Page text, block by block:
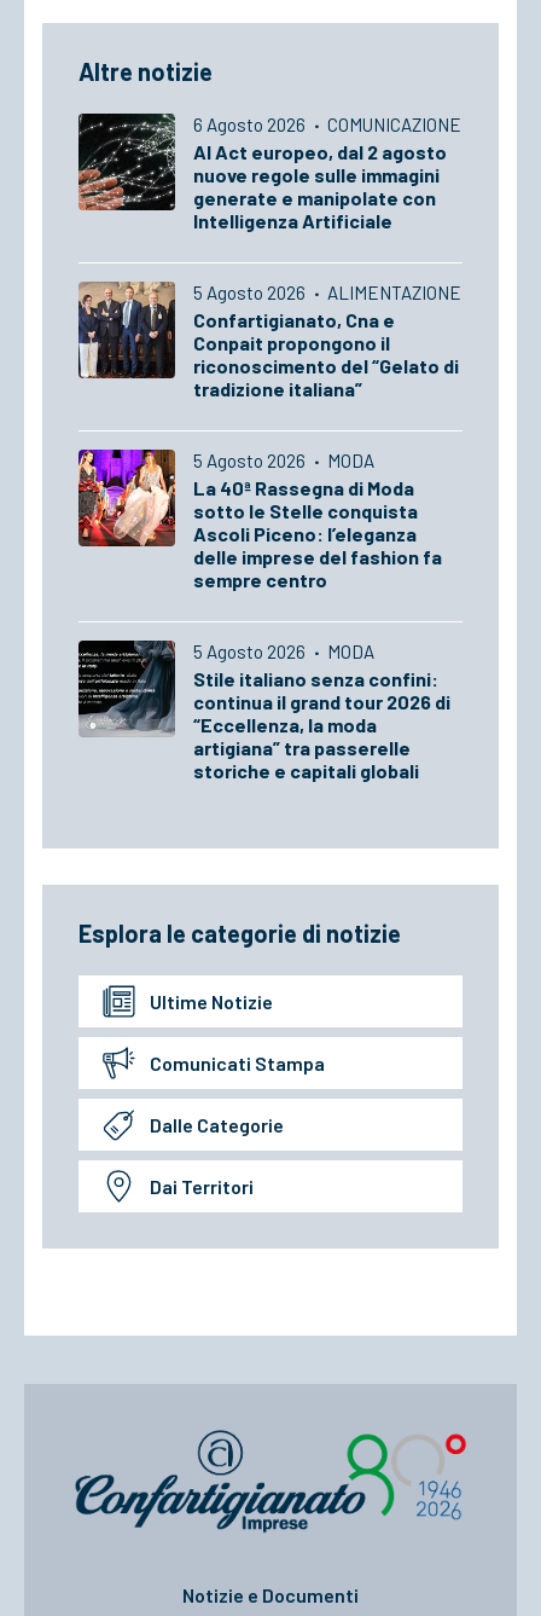
Altre notizie
6 Agosto 2026 · COMUNICAZIONE
AI Act europeo, dal 2 agosto
nuove regole sulle immagini
generate e manipolate con
Intelligenza Artificiale
5 Agosto 2026 · ALIMENTAZIONE
Confartigianato, Cna e
Conpait propongono il
riconoscimento del “Gelato di
tradizione italiana”
5 Agosto 2026 · MODA
La 40ª Rassegna di Moda
sotto le Stelle conquista
Ascoli Piceno: l’eleganza
delle imprese del fashion fa
sempre centro
5 Agosto 2026 · MODA
Stile italiano senza confini:
continua il grand tour 2026 di
“Eccellenza, la moda
artigiana” tra passerelle
storiche e capitali globali
Esplora le categorie di notizie
Ultime Notizie
Comunicati Stampa
Dalle Categorie
Dai Territori
Notizie e Documenti